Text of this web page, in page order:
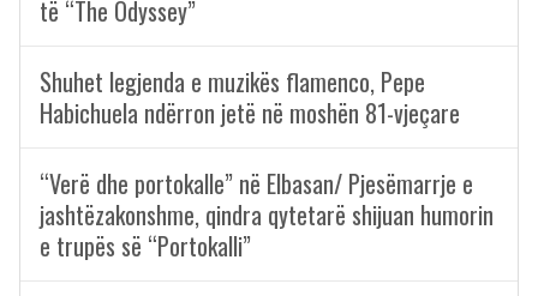
të “The Odyssey”
Shuhet legjenda e muzikës flamenco, Pepe
Habichuela ndërron jetë në moshën 81-vjeçare
“Verë dhe portokalle” në Elbasan/ Pjesëmarrje e
jashtëzakonshme, qindra qytetarë shijuan humorin
e trupës së “Portokalli”